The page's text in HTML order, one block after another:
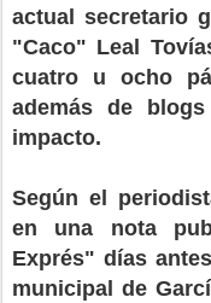
actual secretario
"Caco" Leal
cuatro u ocho
además de
impacto.
Según el
en una nota
Exprés" días
municipal de